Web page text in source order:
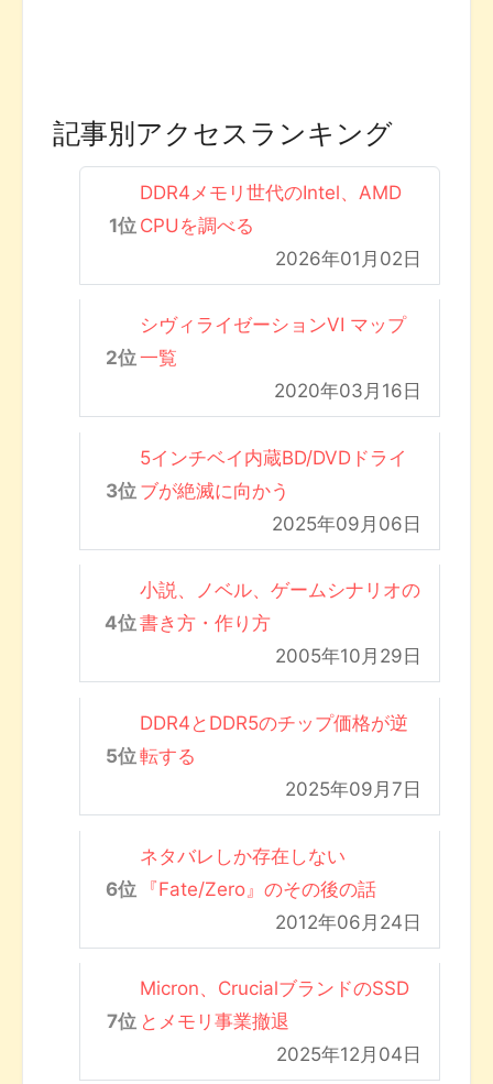
記事別アクセスランキング
DDR4メモリ世代のIntel、AMD
CPUを調べる
2026年01月02日
シヴィライゼーションVI マップ
一覧
2020年03月16日
5インチベイ内蔵BD/DVDドライ
ブが絶滅に向かう
2025年09月06日
小説、ノベル、ゲームシナリオの
書き方・作り方
2005年10月29日
DDR4とDDR5のチップ価格が逆
転する
2025年09月7日
ネタバレしか存在しない
『Fate/Zero』のその後の話
2012年06月24日
Micron、CrucialブランドのSSD
とメモリ事業撤退
2025年12月04日